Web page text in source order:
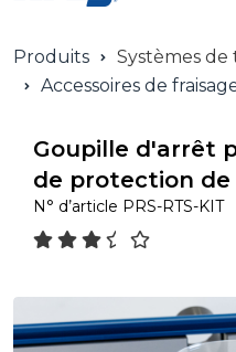
Produits
Systèmes
Accessoires de
Goupille d'arrêt
de protection de
N° d’article PRS-RTS-KIT